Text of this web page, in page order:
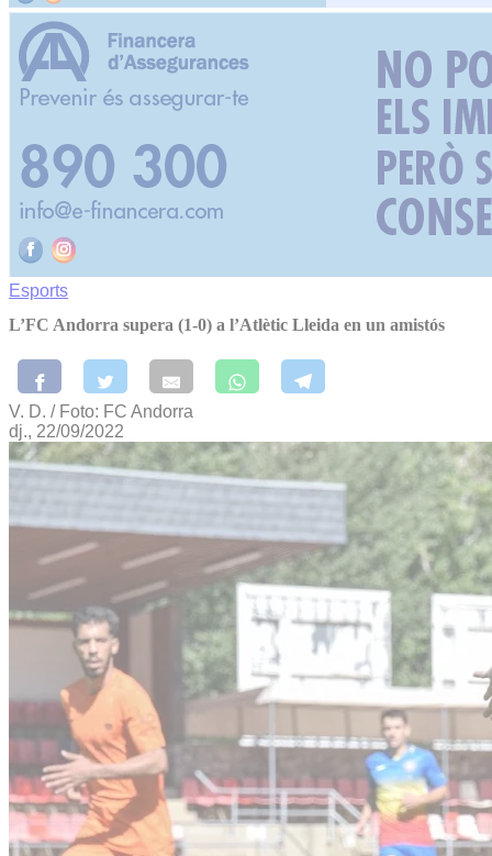
Esports
L’FC Andorra supera (1-0) a l’Atlètic Lleida en un amistós
V. D. / Foto: FC Andorra
dj., 22/09/2022